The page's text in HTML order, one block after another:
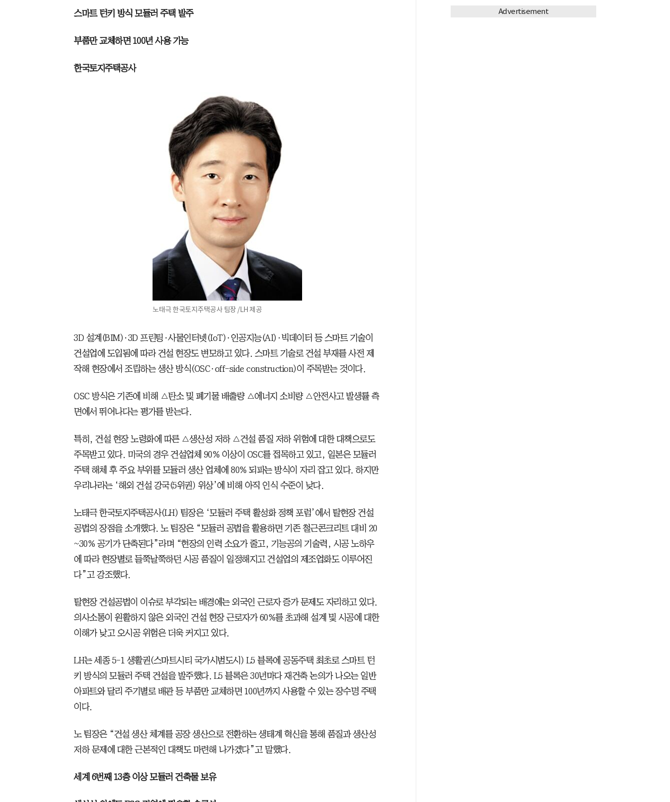
스마트 턴키 방식 모듈러 주택 발주
부품만 교체하면 100년 사용 가능
한국토지주택공사
노태극 한국토지주택공사 팀장 /LH 제공
3D 설계(BIM)·3D 프린팅·사물인터넷(IoT)·인공지능(AI)·빅데이터 등 스마트 기술이
건설업에 도입됨에 따라 건설 현장도 변모하고 있다. 스마트 기술로 건설 부재를 사전 제
작해 현장에서 조립하는 생산 방식(OSC·off-side construction)이 주목받는 것이다.
OSC 방식은 기존에 비해 △탄소 및 폐기물 배출량 △에너지 소비량 △안전사고 발생률 측
면에서 뛰어나다는 평가를 받는다.
특히, 건설 현장 노령화에 따른 △생산성 저하 △건설 품질 저하 위험에 대한 대책으로도
주목받고 있다. 미국의 경우 건설업체 90% 이상이 OSC를 접목하고 있고, 일본은 모듈러
주택 해체 후 주요 부위를 모듈러 생산 업체에 80% 되파는 방식이 자리 잡고 있다. 하지만
우리나라는 ‘해외 건설 강국(5위권) 위상’에 비해 아직 인식 수준이 낮다.
노태극 한국토지주택공사(LH) 팀장은 ‘모듈러 주택 활성화 정책 포럼’에서 탈현장 건설
공법의 장점을 소개했다. 노 팀장은 “모듈러 공법을 활용하면 기존 철근콘크리트 대비 20
~30% 공기가 단축된다”라며 “현장의 인력 소요가 줄고, 기능공의 기술력, 시공 노하우
에 따라 현장별로 들쭉날쭉하던 시공 품질이 일정해지고 건설업의 제조업화도 이루어진
다”고 강조했다.
탈현장 건설공법이 이슈로 부각되는 배경에는 외국인 근로자 증가 문제도 자리하고 있다.
의사소통이 원활하지 않은 외국인 건설 현장 근로자가 60%를 초과해 설계 및 시공에 대한
이해가 낮고 오시공 위험은 더욱 커지고 있다.
LH는 세종 5-1 생활권(스마트시티 국가시범도시) L5 블록에 공동주택 최초로 스마트 턴
키 방식의 모듈러 주택 건설을 발주했다. L5 블록은 30년마다 재건축 논의가 나오는 일반
아파트와 달리 주기별로 배관 등 부품만 교체하면 100년까지 사용할 수 있는 장수명 주택
이다.
노 팀장은 “건설 생산 체계를 공장 생산으로 전환하는 생태계 혁신을 통해 품질과 생산성
저하 문제에 대한 근본적인 대책도 마련해 나가겠다”고 말했다.
세계 6번째 13층 이상 모듈러 건축물 보유